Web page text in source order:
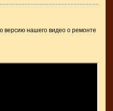
версию нашего видео о ремонте